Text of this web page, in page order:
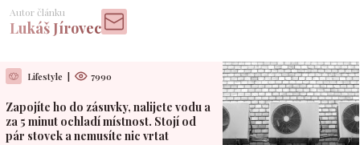
Autor článku
Lukáš Jírovec
Lifestyle 7990
Zapojíte ho do zásuvky, nalijete vodu a
za 5 minut ochladí místnost. Stojí od
pár stovek a nemusíte nic vrtat